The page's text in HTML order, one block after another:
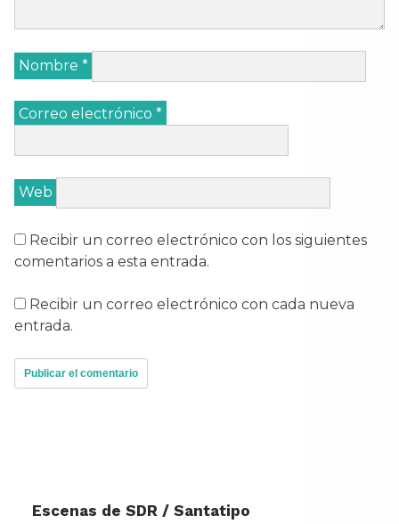
Nombre *
Correo electrónico *
Web
Recibir un correo electrónico con los siguientes
comentarios a esta entrada.
Recibir un correo electrónico con cada nueva
entrada.
Escenas de SDR / Santatipo